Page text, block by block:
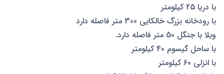
با دریا 25 کیلومتر
با رودخانه بزرگ خالکایی 300 متر فاصله دارد
ویلا با جنگل 50 متر فاصله دارد.
با ساحل گیسوم 40 کیلومتر
با انزلی 60 کیلومتر